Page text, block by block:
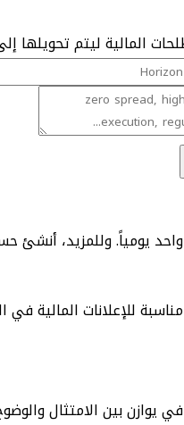
المالية ليتم تحويلها
يومياً. وللمزيد، أنشئ
للإعلانات المالية في
بين الامتثال